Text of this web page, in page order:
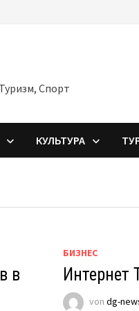
Спорт
КУЛЬТУРА
в
БИЗНЕС
Интернет
von dg-